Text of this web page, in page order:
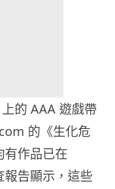
的 AAA 遊戲帶
的《生化危
作品已在
告顯示，這些